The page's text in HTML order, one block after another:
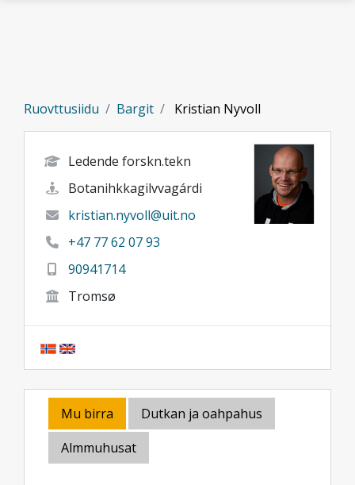
Ruovttusiidu Bargit Kristian Nyvoll
Ledende forskn.tekn
Botanihkkagilvvagárdi
kristian.nyvoll@uit.no
+47 77 62 07 93
90941714
Tromsø
Mu birra
Dutkan ja oahpahus
Almmuhusat